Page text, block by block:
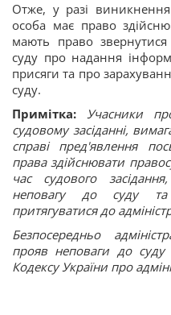
Отже, у разі
особа має право
мають право
суду про надання
присяги та про
суду.
Примітка:
Учасники
судовому засіданні,
справі пред'явлення
права здійснювати
час судового
неповагу до суду та
притягуватися до
Безпосередньо
прояв неповаги до
Кодексу України про